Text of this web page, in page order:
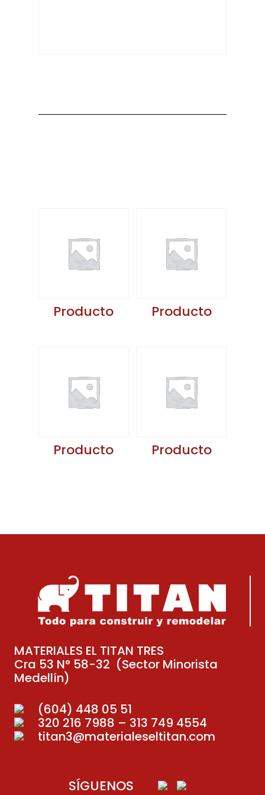
Producto Producto
Producto Producto
MATERIALES EL TITAN TRES
Cra 53 N° 58-32 (Sector Minorista
Medellín)
(604) 448 05 51
320 216 7988 – 313 749 4554
titan3@materialeseltitan.com
SÍGUENOS